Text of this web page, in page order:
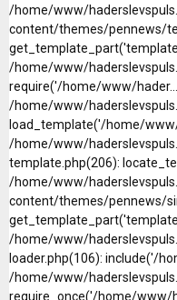
/home/www/
content/themes/pennews/
/home/www/
require('/home/www/
/home/www/
load_template('/home/
/home/www/
template.php(206):
/home/www/
content/themes/pennews/
/home/www/
loader.php(106): include('/
/home/www/
require_once('/home/www/